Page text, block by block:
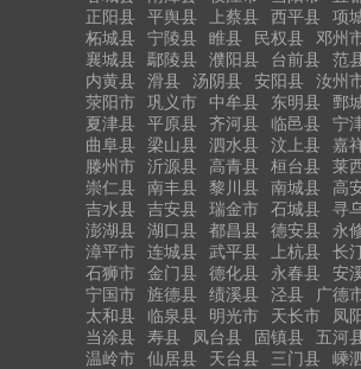
正阳县
平舆县 上蔡县 西平县 项
柘城县
宁陵县 睢县 民权县 邓州
襄城县
鄢陵县 濮阳县 台前县 范
内黄县
滑县 汤阴县 安阳县 汝州
荥阳市
巩义市 中牟县 东明县 鄄
夏津县
平原县 齐河县 临邑县 宁
曲阜县
梁山县 泗水县 汶上县 嘉
滕州市
沂源县 高青县 桓台县 莱
崇仁县
南丰县 黎川县 南城县 高
吉水县
吉安县 瑞金市 石城县 寻
澎湖县
湖口县 都昌县 德安县 永
漳平市
连城县 武平县 上杭县 长
石狮市
金门县 德化县 永春县 安
宁国市
旌德县 绩溪县 泾县 广德
太和县
临泉县 明光市 天长市 凤
当涂县
寿县 凤台县 固镇县 五河
温岭市
仙居县 天台县 三门县 嵊